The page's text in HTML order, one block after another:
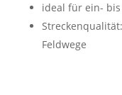
ideal für ein-
Feldwege